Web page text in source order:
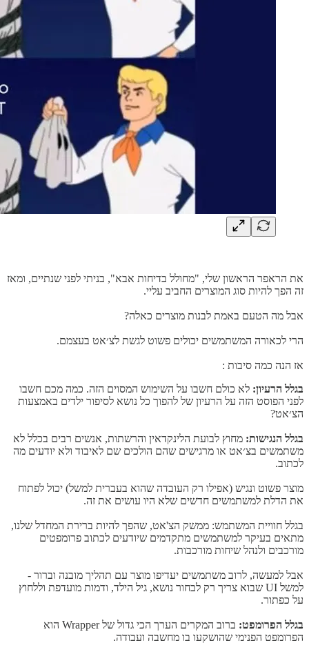
את הראפר הראשון שלי, "מחולל בדיחות אבא", בניתי לפני שנתיים, ומאז
זה הפך להיות סוג המוצרים החביב עליי.
אבל מה הטעם באמת לבנות מוצרים כאלה?
הרי לכאורה המשתמשים יכולים פשוט לגשת לצ׳אט בעצמם.
אז הנה כמה סיבות :
בגלל הרעיון: לא כולם חשבו על השימוש המסוים הזה. כמה מכם חשבו
לפני הפוסט הזה על הרעיון של להפוך כל נושא לסיפור ילדים באמצעות
הצ׳אט?
בגלל הנגישות: מחוץ לבועת הלינקדאין והרשתות, אנשים רבים בכלל לא
משתמשים בצ׳אט או מרגישים שהם הולכים שם לאיבוד ולא יודעים מה
לכתוב.
מוצר פשוט ונגיש (אפילו רק העובדה שהוא בעברית למשל) יכול לפתוח
את הדלת למשתמשים חדשים שלא היו עושים את זה.
בגלל חוויית המשתמש: ממשק הצ'אט, שהפך להיות ברירת המחדל שלנו,
מתאים בעיקר למשתמשים מתקדמים שיודעים לכתוב פרומפטים
מורכבים ולנהל שיחות מורכבות.
אבל למעשה, לרוב משתמשים יעדיפו מוצר עם תהליך מובנה וברור -
למשל UI שבוא צריך רק לבחור נושא, גיל הילד, ודמות מועדפת וללחוץ
על כפתור.
בגלל הפרומפט:
ברוב המקרים הערך הכי גדול של Wrapper הוא
הפרומפט הפנימי שהושקעו בו מחשבה ועבודה.